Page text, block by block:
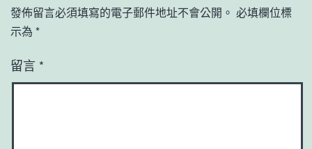
發佈留言必須填寫的電子郵件地址不會公開。 必填欄位標
示為 *
留言 *